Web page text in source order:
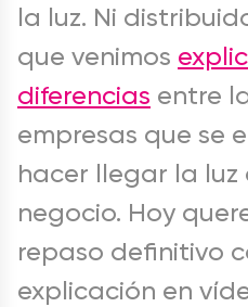
la luz. Ni
que venimos
diferencias entre
empresas que se
hacer llegar la
negocio. Hoy
repaso definitivo
explicación en